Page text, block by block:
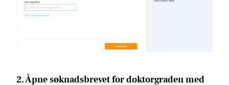
2. Åpne søknadsbrevet for doktorgraden med